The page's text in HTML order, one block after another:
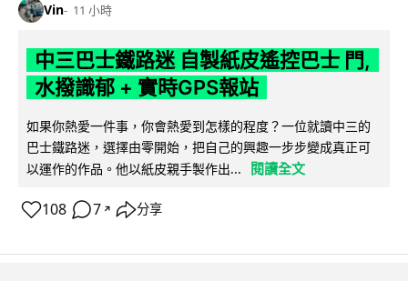
Vin 11 小時
中三巴士鐵路迷 自製紙皮遙控巴士 門,
水撥識郁 + 實時GPS報站
如果你熱愛一件事，你會熱愛到怎樣的程度？一位就讀中三的
巴士鐵路迷，選擇由零開始，把自己的興趣一步步變成真正可
以運作的作品。他以紙皮親手製作出...
閱讀全文
108 7 ↗ 分享